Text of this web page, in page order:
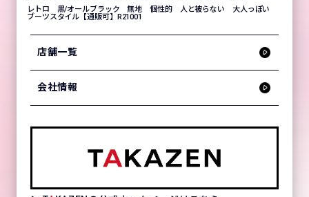
レトロ 黒/オールブラック 無地 個性的 人と被らない 大人っぽい
ブーツスタイル【通販可】R21001
店舗一覧
会社情報